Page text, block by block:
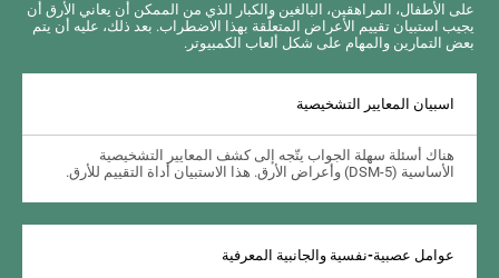
على الأطفال، المراهقين، البالغين والكبار الذي من الممكن أن يعاني الأرق أن
يجيب استبيان تقييم الأعراض المتعلّقة بهذا الاضطراب. بعد ذلك، عليه أن يتم
بعض التمارين والمهام على شكل ألعاب الكمبيوتر.
اسبيان المعايير التشخيصية
هناك أسئلة سهلة الجواب يتّجه إلى كشف المعايير التشخيصية
الأساسية (DSM-5) وأعراض الأرق. هذا الاستبيان أداة التقييم للأرق.
عوامل عصبية-نفسية والجانبية المعرفية